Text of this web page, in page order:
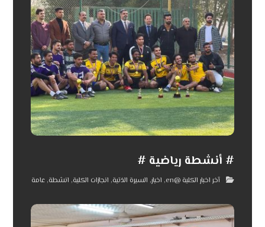
# أنشطة رياضية #
آخر اخبار الكلية @en , اخبار, السيرة الذتية, انجازات الكلية, انشطة,عامة